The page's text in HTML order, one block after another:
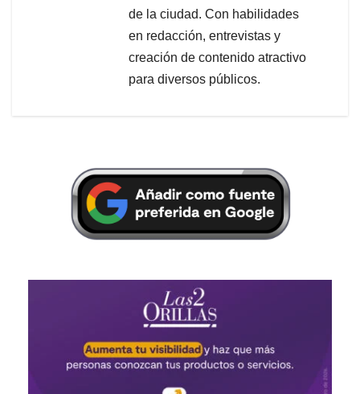
de la ciudad. Con habilidades
en redacción, entrevistas y
creación de contenido atractivo
para diversos públicos.